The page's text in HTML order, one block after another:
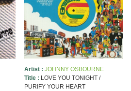
Artist : JOHNNY OSBOURNE
Title : LOVE YOU TONIGHT /
PURIFY YOUR HEART